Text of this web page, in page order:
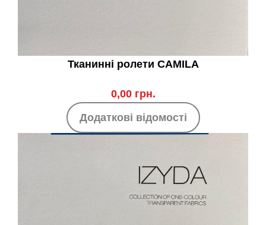
Тканинні ролети CAMILA
0,00 грн.
Додаткові відомості